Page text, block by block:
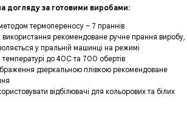
догляду за готовими виробами:
термопереносу – 7 праннів
рекомендоване ручне прання виробу,
у пральній машинці на режимі
температурі до 40С та 700 обертів
дзеркальною плівкою рекомендоване
відбілювачі для кольорових та білих